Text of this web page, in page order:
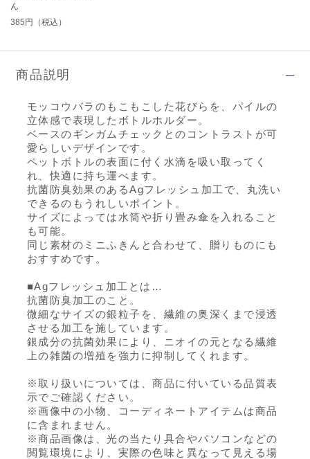
ん
385円（税込）
商品説明
モッコウバラのもこもこした花びらを、パイルの
立体感で表現したボトルホルダー。
ベースのギンガムチェックとのコントラストが可
愛らしいデザインです。
ペットボトルの表面に付く水滴を吸い取ってく
れ、快適に持ち運べます。
抗菌防臭効果のあるAgフレッシュ加工で、丸洗い
できるのもうれしいポイント。
サイズによっては水筒や折り畳み傘を入れること
も可能。
同じ素材のミニふきんと合わせて、贈りものにも
おすすめです。
■Agフレッシュ加工とは…
抗菌防臭加工のこと。
微細なサイズの銀粒子を、繊維の奥深くまで浸透
させる加工を施しています。
銀成分の抗菌効果により、ニオイの元となる繊維
上の雑菌の増殖を強力に抑制してくれます。
※取り扱いについては、商品に付いている品質表
示でご確認ください。
※画像中の小物、コーディネートアイテムは商品
に含まれません。
※商品画像は、光の当たり具合やパソコンなどの
閲覧環境により、実際の色味と異なって見える場